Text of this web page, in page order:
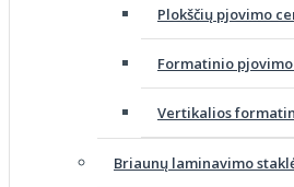
Plokščių pjovimo
Formatinio
Vertikalios
Briaunų laminavimo